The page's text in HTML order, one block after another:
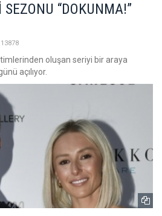
“DOKUNMA!”
13878
oluşan seriyi bir araya
açılıyor.